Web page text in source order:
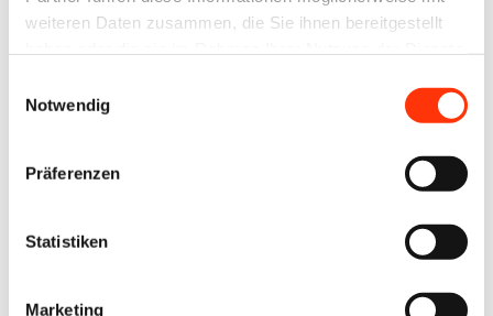
weiteren Daten zusammen, die Sie ihnen bereitgestellt
Notwendig
Präferenzen
Statistiken
Marketing
Zur Übersicht